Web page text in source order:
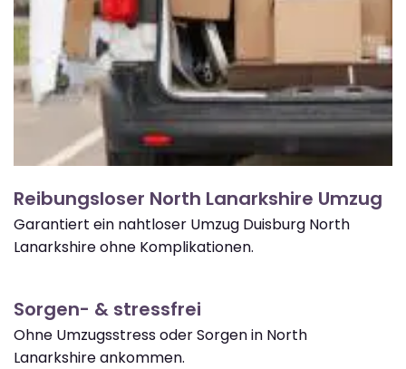
Reibungsloser North Lanarkshire Umzug
Garantiert ein nahtloser Umzug Duisburg North
Lanarkshire ohne Komplikationen.
Sorgen- & stressfrei
Ohne Umzugsstress oder Sorgen in North
Lanarkshire ankommen.